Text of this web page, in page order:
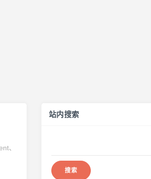
、
站内搜索